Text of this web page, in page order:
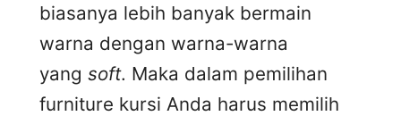
biasanya lebih banyak bermain
warna dengan warna-warna
yang soft. Maka dalam pemilihan
furniture kursi Anda harus memilih